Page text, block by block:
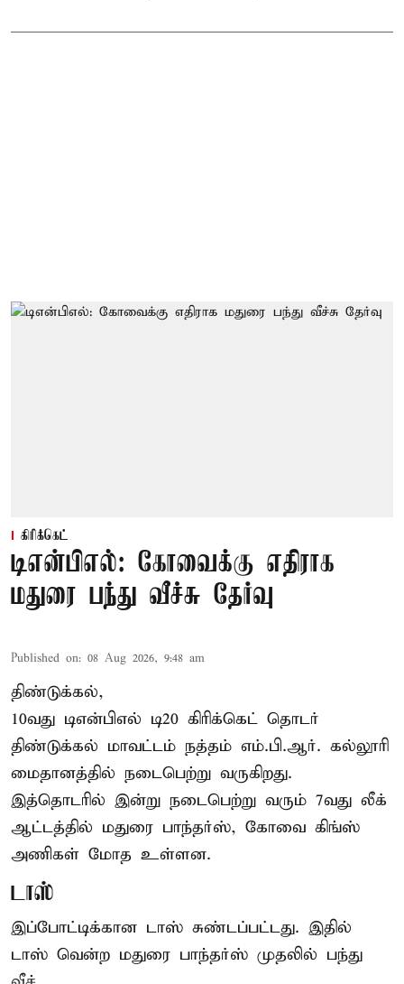
கிரிக்கெட்
டிஎன்பிஎல்: கோவைக்கு எதிராக
மதுரை பந்து வீச்சு தேர்வு
Published on: 08 Aug 2026, 9:48 am
திண்டுக்கல்,
10வது டிஎன்பிஎல் டி20 கிரிக்கெட் தொடர்
திண்டுக்கல் மாவட்டம் நத்தம் எம்.பி.ஆர். கல்லூரி
மைதானத்தில் நடைபெற்று வருகிறது.
இத்தொடரில் இன்று நடைபெற்று வரும் 7வது லீக்
ஆட்டத்தில் மதுரை பாந்தர்ஸ், கோவை கிங்ஸ்
அணிகள் மோத உள்ளன.
டாஸ்
இப்போட்டிக்கான டாஸ் சுண்டப்பட்டது. இதில்
டாஸ் வென்ற மதுரை பாந்தர்ஸ் முதலில் பந்து